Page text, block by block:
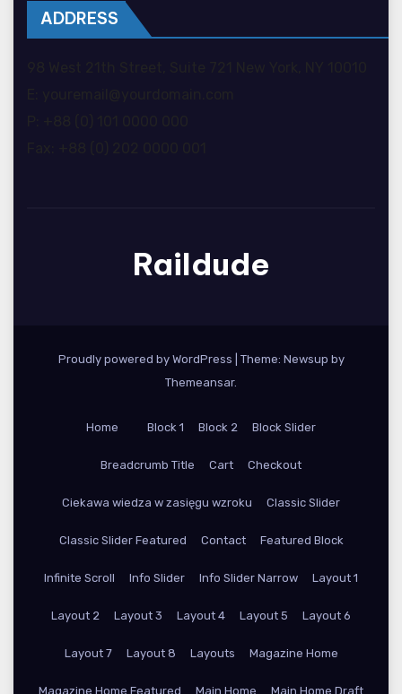
ADDRESS
Raildude
Proudly powered by WordPress
Theme: Newsup by
Themeansar.
Home Block 1 Block 2 Block Slider
Breadcrumb Title Cart Checkout
Ciekawa wiedza w zasięgu wzroku Classic Slider
Classic Slider Featured Contact Featured Block
Infinite Scroll Info Slider Info Slider Narrow Layout 1
Layout 2 Layout 3 Layout 4 Layout 5 Layout 6
Layout 7 Layout 8 Layouts Magazine Home
Magazine Home Featured Main Home Main Home Draft